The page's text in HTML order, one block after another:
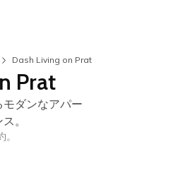
Dash Living on Prat
Prat
ダンなアパー
。